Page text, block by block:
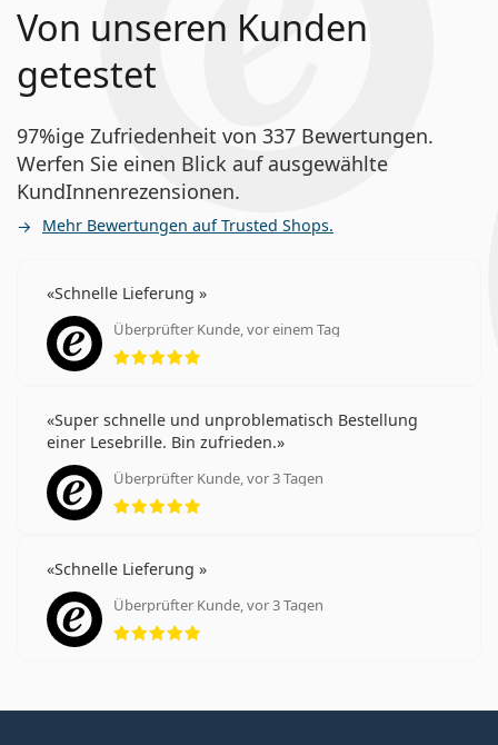
Von unseren Kunden
getestet
97%ige Zufriedenheit von 337 Bewertungen.
Werfen Sie einen Blick auf ausgewählte
KundInnenrezensionen.
Mehr Bewertungen auf Trusted Shops.
Schnelle Lieferung
Überprüfter Kunde, vor einem Tag
Bewertung 5 aus 5
Super schnelle und unproblematisch Bestellung
einer Lesebrille. Bin zufrieden.
Überprüfter Kunde, vor 3 Tagen
Bewertung 5 aus 5
Schnelle Lieferung
Überprüfter Kunde, vor 3 Tagen
Bewertung 5 aus 5